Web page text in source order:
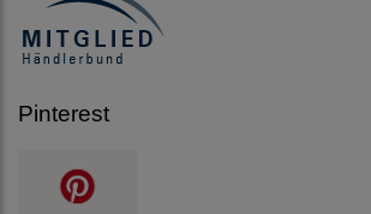
Pinterest